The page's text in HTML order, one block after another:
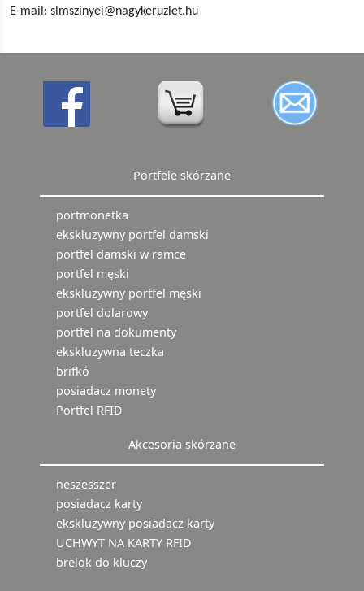
E-mail: slmszinyei@nagykeruzlet.hu
Portfele skórzane
portmonetka
ekskluzywny portfel damski
portfel damski w ramce
portfel męski
ekskluzywny portfel męski
portfel dolarowy
portfel na dokumenty
ekskluzywna teczka
brifkó
posiadacz monety
Portfel RFID
Akcesoria skórzane
neszesszer
posiadacz karty
ekskluzywny posiadacz karty
UCHWYT NA KARTY RFID
brelok do kluczy